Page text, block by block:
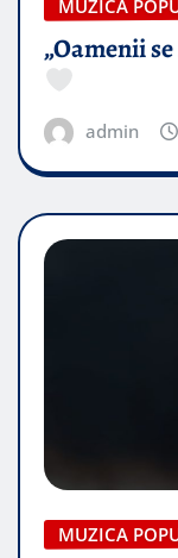
MUZICA
„Oamenii
admin
MUZICA